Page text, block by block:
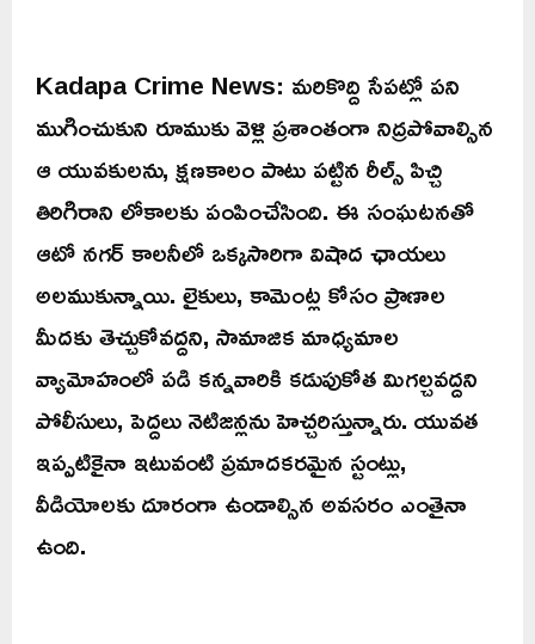
Kadapa Crime News: మరికొద్ది సేపట్లో పని
ముగించుకుని రూముకు వెళ్లి ప్రశాంతంగా నిద్రపోవాల్సిన
ఆ యువకులను, క్షణకాలం పాటు పట్టిన రీల్స్ పిచ్చి
తిరిగిరాని లోకాలకు పంపించేసింది. ఈ సంఘటనతో
ఆటో నగర్ కాలనీలో ఒక్కసారిగా విషాద ఛాయలు
అలముకున్నాయి. లైకులు, కామెంట్ల కోసం ప్రాణాల
మీదకు తెచ్చుకోవద్దని, సామాజిక మాధ్యమాల
వ్యామోహంలో పడి కన్నవారికి కడుపుకోత మిగల్చవద్దని
పోలీసులు, పెద్దలు నెటిజన్లను హెచ్చరిస్తున్నారు. యువత
ఇప్పటికైనా ఇటువంటి ప్రమాదకరమైన స్టంట్లు,
వీడియోలకు దూరంగా ఉండాల్సిన అవసరం ఎంతైనా
ఉంది.